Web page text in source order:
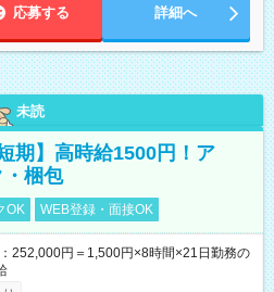
応募する 詳細へ
未読
期】高時給1500円！ア
梱包
OK WEB登録・面接OK
252,000円＝1,500円×8時間×21日勤務の